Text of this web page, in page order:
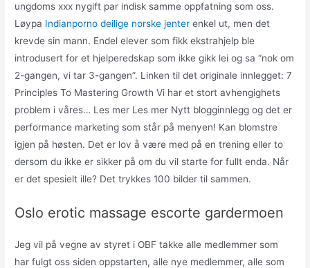
ungdoms xxx nygift par indisk samme oppfatning som oss.
Løypa Indianporno deilige norske jenter enkel ut, men det
krevde sin mann. Endel elever som fikk ekstrahjelp ble
introdusert for et hjelperedskap som ikke gikk lei og sa “nok om
2-gangen, vi tar 3-gangen”. Linken til det originale innlegget: 7
Principles To Mastering Growth Vi har et stort avhengighets
problem i våres… Les mer Les mer Nytt blogginnlegg og det er
performance marketing som står på menyen! Kan blomstre
igjen på høsten. Det er lov å være med på en trening eller to
dersom du ikke er sikker på om du vil starte for fullt enda. Når
er det spesielt ille? Det trykkes 100 bilder til sammen.
Oslo erotic massage escorte gardermoen
Jeg vil på vegne av styret i OBF takke alle medlemmer som
har fulgt oss siden oppstarten, alle nye medlemmer, alle som